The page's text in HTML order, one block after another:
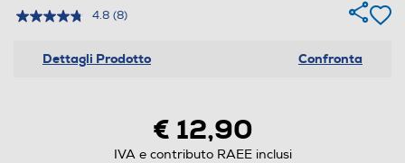
4.8 (8)
Dettagli Prodotto Confronta
€ 12,90
IVA e contributo RAEE inclusi